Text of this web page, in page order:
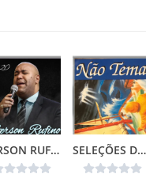
GERSON RUFINO – TOP 20 SELEÇÕES DA COLEÇÃO CANÇÕES DE VIDA – NÃO TEMAS (1996)📌